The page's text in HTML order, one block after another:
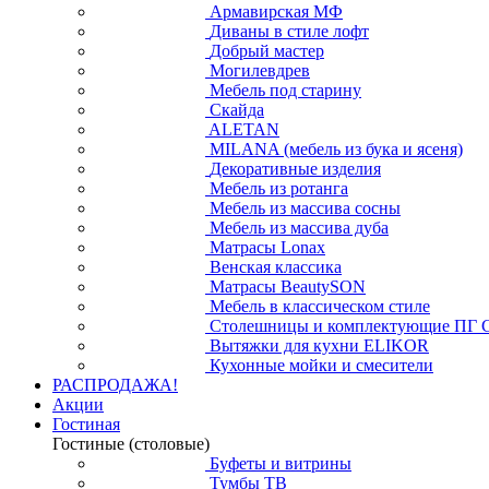
Армавирская МФ
Диваны в стиле лофт
Добрый мастер
Могилевдрев
Мебель под старину
Скайда
ALETAN
MILANA (мебель из бука и ясеня)
Декоративные изделия
Мебель из ротанга
Мебель из массива сосны
Мебель из массива дуба
Матрасы Lonax
Венская классика
Матрасы BeautySON
Мебель в классическом стиле
Столешницы и комплектующие ПГ
Вытяжки для кухни ELIKOR
Кухонные мойки и смесители
РАСПРОДАЖА!
Акции
Гостиная
Гостиные (столовые)
Буфеты и витрины
Тумбы ТВ